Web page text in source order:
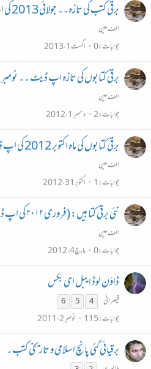
برقی کتب کی تازہ۔۔ جولائی 2013 کی اپ ڈیٹ
الف عین
جوابات 0 اگست 1، 2013
برقی کتابوں کی تازہ اپ ڈیٹ ۔۔ نومبر 2012
الف عین
جوابات 2 دسمبر 1، 2012
برقی کتابوں کی ماہ اکتوبر 2012 کی اپ ڈیٹس
الف عین
جوابات 1 اکتوبر 31، 2012
نئی برقی کتابیں: (فروری ۲۰۱۲ کی اپ ڈیٹ)
الف عین
جوابات 0 مارچ 4، 2012
ڈاؤن لوڈ ایبل ای بکس
قیصرانی 4
5
6
جوابات 115 نومبر 2، 2011
برقیائی گئی پانچ اسلامی و تاریخی کتب ۔